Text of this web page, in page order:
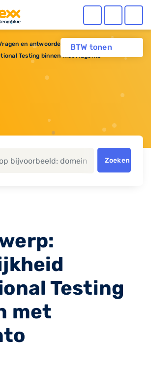
BTW tonen
en antwoorden
Testing binnen met Magento
Zoeken
Testing
met